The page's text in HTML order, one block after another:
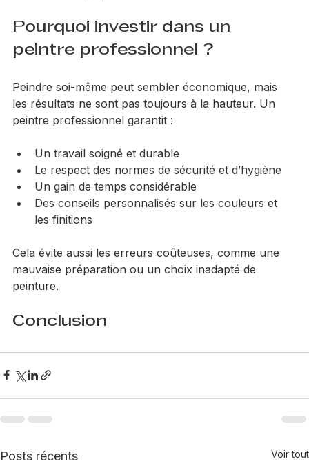
Pourquoi investir dans un
Peindre soi-même peut sembler économique, mais
les résultats ne sont pas toujours à la hauteur. Un
Un travail soigné et durable
Le respect des normes de sécurité et d’hygiène
Un gain de temps considérable
Des conseils personnalisés sur les couleurs et
Cela évite aussi les erreurs coûteuses, comme une
mauvaise préparation ou un choix inadapté de